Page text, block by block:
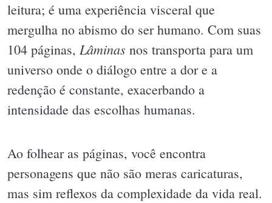
leitura; é uma experiência visceral que
mergulha no abismo do ser humano. Com suas
104 páginas, Lâminas nos transporta para um
universo onde o diálogo entre a dor e a
redenção é constante, exacerbando a
intensidade das escolhas humanas.
Ao folhear as páginas, você encontra
personagens que não são meras caricaturas,
mas sim reflexos da complexidade da vida real.